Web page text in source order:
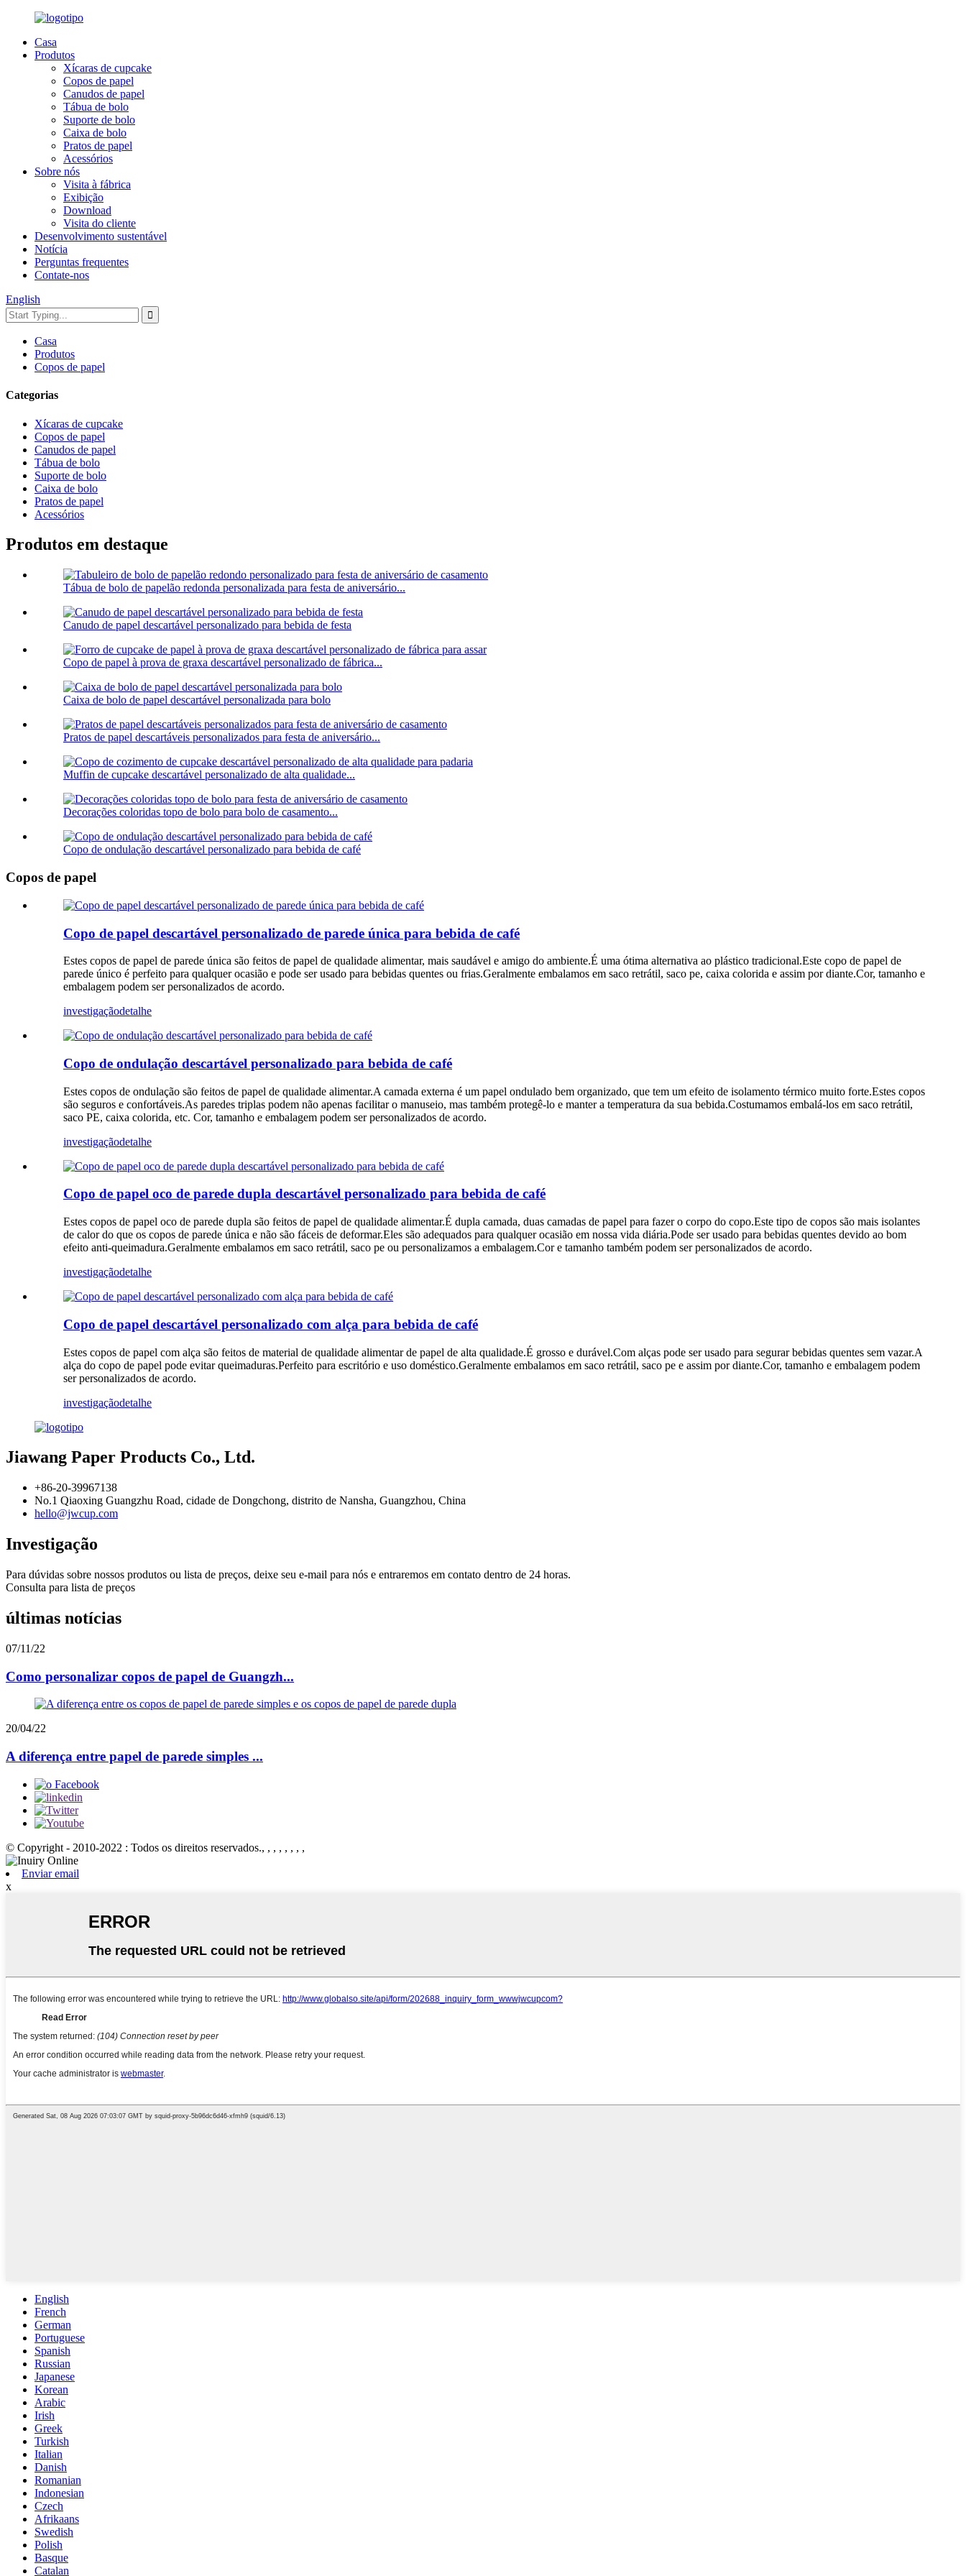
Casa
Produtos
Xícaras de cupcake
Copos de papel
Canudos de papel
Tábua de bolo
Suporte de bolo
Caixa de bolo
Pratos de papel
Acessórios
Sobre nós
Visita à fábrica
Exibição
Download
Visita do cliente
Desenvolvimento sustentável
Notícia
Perguntas frequentes
Contate-nos
English
Casa
Produtos
Copos de papel
Categorias
Xícaras de cupcake
Copos de papel
Canudos de papel
Tábua de bolo
Suporte de bolo
Caixa de bolo
Pratos de papel
Acessórios
Produtos em destaque
Tábua de bolo de papelão redonda personalizada para festa de aniversário...
Canudo de papel descartável personalizado para bebida de festa
Copo de papel à prova de graxa descartável personalizado de fábrica...
Caixa de bolo de papel descartável personalizada para bolo
Pratos de papel descartáveis ​​personalizados para festa de aniversário...
Muffin de cupcake descartável personalizado de alta qualidade...
Decorações coloridas topo de bolo para bolo de casamento...
Copo de ondulação descartável personalizado para bebida de café
Copos de papel
Copo de papel descartável personalizado de parede única para bebida de café
Estes copos de papel de parede única são feitos de papel de qualidade alimentar, mais saudável e amigo do ambiente.É uma ótima alternativa ao plástico tradicional.Este copo de papel de
parede único é perfeito para qualquer ocasião e pode ser usado para bebidas quentes ou frias.Geralmente embalamos em saco retrátil, saco pe, caixa colorida e assim por diante.Cor, tamanho e
embalagem podem ser personalizados de acordo.
investigaçãodetalhe
Copo de ondulação descartável personalizado para bebida de café
Estes copos de ondulação são feitos de papel de qualidade alimentar.A camada externa é um papel ondulado bem organizado, que tem um efeito de isolamento térmico muito forte.Estes copos
são seguros e confortáveis.As paredes triplas podem não apenas facilitar o manuseio, mas também protegê-lo e manter a temperatura da sua bebida.Costumamos embalá-los em saco retrátil,
saco PE, caixa colorida, etc. Cor, tamanho e embalagem podem ser personalizados de acordo.
investigaçãodetalhe
Copo de papel oco de parede dupla descartável personalizado para bebida de café
Estes copos de papel oco de parede dupla são feitos de papel de qualidade alimentar.É dupla camada, duas camadas de papel para fazer o corpo do copo.Este tipo de copos são mais isolantes
de calor do que os copos de parede única e não são fáceis de deformar.Eles são adequados para qualquer ocasião em nossa vida diária.Pode ser usado para bebidas quentes devido ao bom
efeito anti-queimadura.Geralmente embalamos em saco retrátil, saco pe ou personalizamos a embalagem.Cor e tamanho também podem ser personalizados de acordo.
investigaçãodetalhe
Copo de papel descartável personalizado com alça para bebida de café
Estes copos de papel com alça são feitos de material de qualidade alimentar de papel de alta qualidade.É grosso e durável.Com alças pode ser usado para segurar bebidas quentes sem vazar.A
alça do copo de papel pode evitar queimaduras.Perfeito para escritório e uso doméstico.Geralmente embalamos em saco retrátil, saco pe e assim por diante.Cor, tamanho e embalagem podem
ser personalizados de acordo.
investigaçãodetalhe
Jiawang Paper Products Co., Ltd.
+86-20-39967138
No.1 Qiaoxing Guangzhu Road, cidade de Dongchong, distrito de Nansha, Guangzhou, China
hello@jwcup.com
Investigação
Para dúvidas sobre nossos produtos ou lista de preços, deixe seu e-mail para nós e entraremos em contato dentro de 24 horas.
Consulta para lista de preços
últimas notícias
07/11/22
Como personalizar copos de papel de Guangzh...
20/04/22
A diferença entre papel de parede simples ...
© Copyright - 2010-2022 : Todos os direitos reservados., , , , , , , ,
Enviar email
x
English
French
German
Portuguese
Spanish
Russian
Japanese
Korean
Arabic
Irish
Greek
Turkish
Italian
Danish
Romanian
Indonesian
Czech
Afrikaans
Swedish
Polish
Basque
Catalan